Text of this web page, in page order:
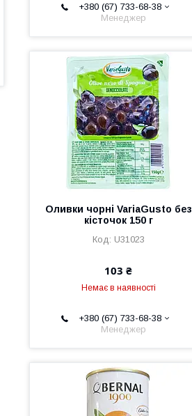
+380 (67) 733-68-38
Менеджер
Оливки чорні VariaGusto без
кісточок 150 г
U31023
103 ₴
Немає в наявності
+380 (67) 733-68-38
Менеджер